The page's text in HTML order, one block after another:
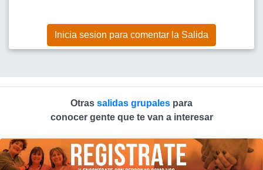
Inicia sesion para comentar la Salida
Otras salidas grupales para
conocer gente que te van a interesar